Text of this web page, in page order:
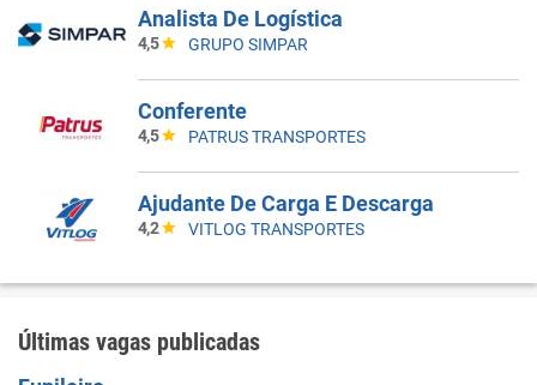
Analista De Logística
4,5 GRUPO SIMPAR
Conferente
4,5 PATRUS TRANSPORTES
Ajudante De Carga E Descarga
4,2 VITLOG TRANSPORTES
Últimas vagas publicadas